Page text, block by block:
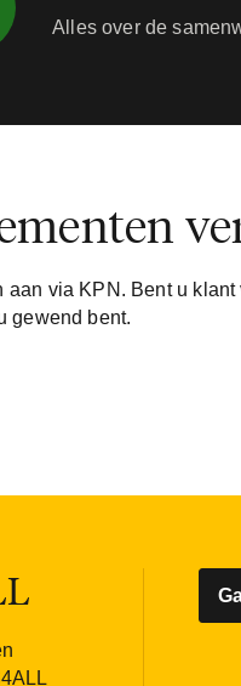
Alles over de
via KPN. Bent u
gewend bent.